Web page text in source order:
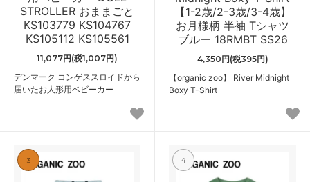
STROLLER おままごと
KS103779 KS104767
KS105112 KS105561
11,077円(税1,007円)
デンマーク コンゲススロイドから
届いたお人形用ベビーカー
【1-2歳/2-3歳/3-4歳】
お月様柄 半袖 Tシャツ
ブルー 18RMBT SS26
4,350円(税395円)
【organic zoo】 River Midnight
Boxy T-Shirt
3 4